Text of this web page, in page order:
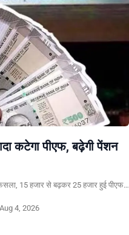
कटेगा पीएफ, बढ़ेगी पेंशन
15 हजार से बढ़कर 25 हजार हुई पीएफ…
Aug 4, 2026